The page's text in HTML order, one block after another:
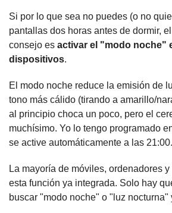
Si por lo que sea no puedes (o no
pantallas dos horas antes de dormir,
consejo es activar el "modo noche"
dispositivos.
El modo noche reduce la emisión de
tono más cálido (tirando a amarillo/
al principio choca un poco, pero el
muchísimo. Yo lo tengo programado
se active automáticamente a las 21:00.
La mayoría de móviles, ordenadores
esta función ya integrada. Solo hay
buscar "modo noche" o "luz nocturna"